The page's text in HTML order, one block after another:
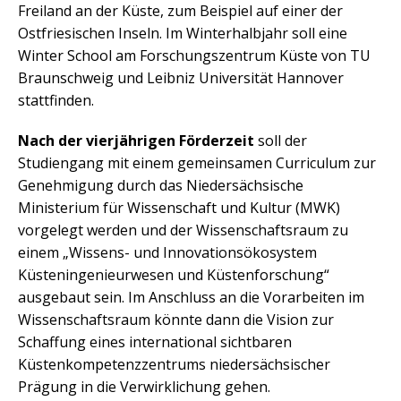
Freiland an der Küste, zum Beispiel auf einer der
Ostfriesischen Inseln. Im Winterhalbjahr soll eine
Winter School am Forschungszentrum Küste von TU
Braunschweig und Leibniz Universität Hannover
stattfinden.
Nach der vierjährigen Förderzeit soll der
Studiengang mit einem gemeinsamen Curriculum zur
Genehmigung durch das Niedersächsische
Ministerium für Wissenschaft und Kultur (MWK)
vorgelegt werden und der Wissenschaftsraum zu
einem „Wissens- und Innovationsökosystem
Küsteningenieurwesen und Küstenforschung“
ausgebaut sein. Im Anschluss an die Vorarbeiten im
Wissenschaftsraum könnte dann die Vision zur
Schaffung eines international sichtbaren
Küstenkompetenzzentrums niedersächsischer
Prägung in die Verwirklichung gehen.